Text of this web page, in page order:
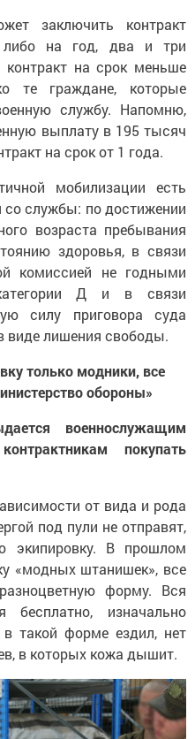
заключить контракт
на год, два и три
контракт на срок меньше
те граждане, которые
службу. Напомню,
выплату в 195 тысяч
на срок от 1 года.
мобилизации есть
со службы: по достижении
возраста пребывания
здоровья, в связи
комиссией не годными
Д и в связи
силу приговора суда
виде лишения свободы.
только модники, все
обороны»
военнослужащим
покупать
от вида и рода
под пули не отправят,
экипировку. В прошлом
«модных штанишек», все
форму. Вся
изначально
такой форме ездил, нет
в которых кожа дышит.